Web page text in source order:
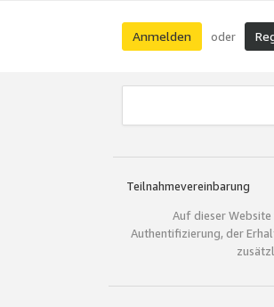
Anmelden oder
Teilnahmevereinbarung
Auf dieser Website
Authentifizierung, der